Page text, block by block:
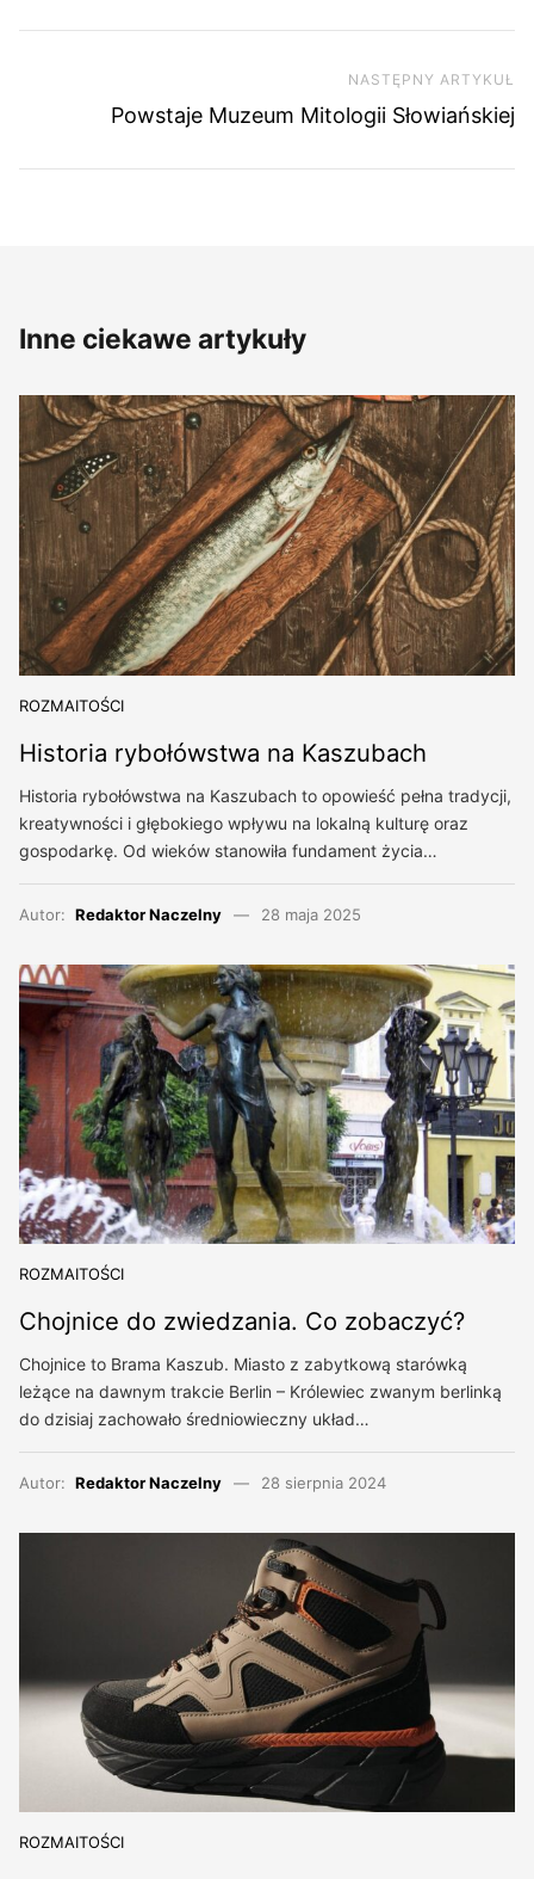
NASTĘPNY ARTYKUŁ
Powstaje Muzeum Mitologii Słowiańskiej
Inne ciekawe artykuły
ROZMAITOŚCI
Historia rybołówstwa na Kaszubach
Historia rybołówstwa na Kaszubach to opowieść pełna tradycji,
kreatywności i głębokiego wpływu na lokalną kulturę oraz
gospodarkę. Od wieków stanowiła fundament życia…
Autor: Redaktor Naczelny 28 maja 2025
ROZMAITOŚCI
Chojnice do zwiedzania. Co zobaczyć?
Chojnice to Brama Kaszub. Miasto z zabytkową starówką
leżące na dawnym trakcie Berlin – Królewiec zwanym berlinką
do dzisiaj zachowało średniowieczny układ…
Autor: Redaktor Naczelny 28 sierpnia 2024
ROZMAITOŚCI